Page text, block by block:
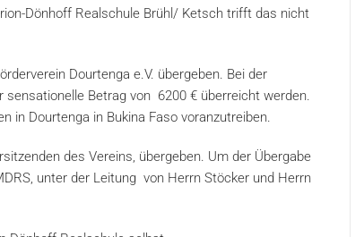
Dönhoff Realschule Brühl/ Ketsch trifft das nicht
Dourtenga e.V. übergeben. Bei der
Betrag von 6200 € überreicht werden.
in Dourtenga in Bukina Faso voranzutreiben.
des Vereins, übergeben. Um der Übergabe
unter der Leitung von Herrn Stöcker und Herrn